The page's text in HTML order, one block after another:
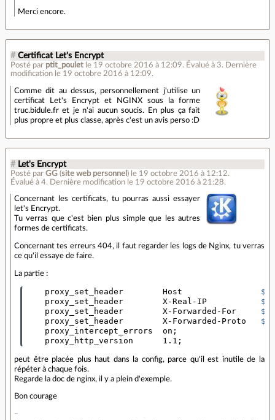
Merci encore.
# Certificat Let's Encrypt
Posté par ptit_poulet le 19 octobre 2016 à 12:09. Évalué à 3. Dernière
modification le 19 octobre 2016 à 12:09.
Comme dit au dessus, personnellement j'utilise un
certificat Let's Encrypt et NGINX sous la forme
truc.bidule.fr et je n'ai aucun soucis. En plus ça fait
plus propre et plus classe, après c'est un avis perso :D
# Let's Encrypt
Posté par GG (site web personnel ) le 19 octobre 2016 à 12:12.
Évalué à 4. Dernière modification le 19 octobre 2016 à 21:28.
Concernant les certificats, tu pourras aussi essayer
let's Encrypt.
Tu verras que c'est bien plus simple que les autres
formes de certificats.
Concernant tes erreurs 404, il faut regarder les logs de Nginx, tu verras
ce qu'il essaye de faire.
La partie :
    proxy_set_header        Host
    proxy_set_header        X-Real-IP
    proxy_set_header        X-Forwarded-For
    proxy_set_header        X-Forwarded-Proto
    proxy_intercept_errors  on
;
    proxy_http_version      1.1
;
peut être placée plus haut dans la config, parce qu'il est inutile de la
répéter à chaque fois.
Regarde la doc de nginx, il y a plein d'exemple.
Bon courage